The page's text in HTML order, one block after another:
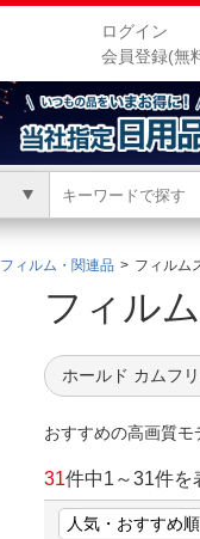
ログイン
会員登録(無
フィルム・関連品 フィルム
フィル
ホールド カムフ
おすすめの高画質モ
31件中1 ～31件を